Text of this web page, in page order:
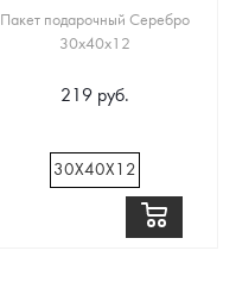
Пакет подарочный Серебро
30х40х12
219 руб.
30Х40Х12